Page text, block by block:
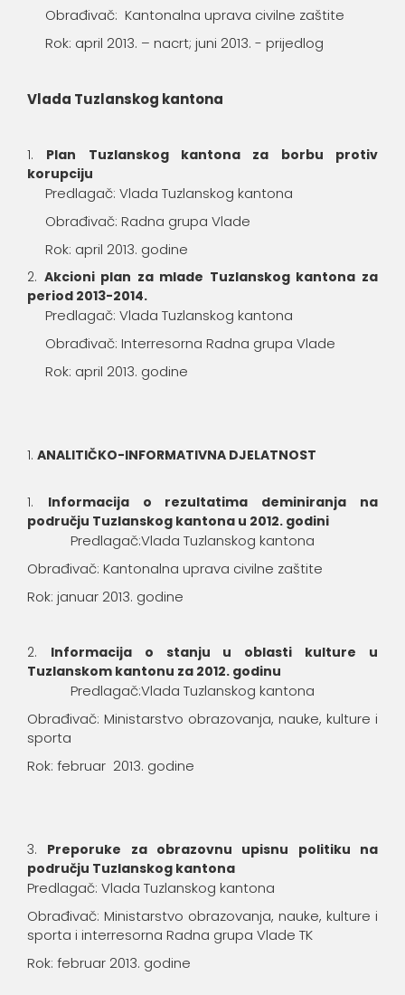
Obrađivač: Kantonalna uprava civilne zaštite
Rok: april 2013. – nacrt; juni 2013. - prijedlog
Vlada Tuzlanskog kantona
Plan Tuzlanskog kantona za borbu protiv
korupciju
Predlagač: Vlada Tuzlanskog kantona
Obrađivač: Radna grupa Vlade
Rok: april 2013. godine
Akcioni plan za mlade Tuzlanskog kantona za
period 2013-2014.
Predlagač: Vlada Tuzlanskog kantona
Obrađivač: Interresorna Radna grupa Vlade
Rok: april 2013. godine
ANALITIČKO-INFORMATIVNA DJELATNOST
Informacija o rezultatima deminiranja na
području Tuzlanskog kantona u 2012. godini
Predlagač:Vlada Tuzlanskog kantona
Obrađivač: Kantonalna uprava civilne zaštite
Rok: januar 2013. godine
Informacija o stanju u oblasti kulture u
Tuzlanskom kantonu za 2012. godinu
Predlagač:Vlada Tuzlanskog kantona
Obrađivač: Ministarstvo obrazovanja, nauke, kulture i
sporta
Rok: februar 2013. godine
Preporuke za obrazovnu upisnu politiku na
području Tuzlanskog kantona
Predlagač: Vlada Tuzlanskog kantona
Obrađivač: Ministarstvo obrazovanja, nauke, kulture i
sporta i interresorna Radna grupa Vlade TK
Rok: februar 2013. godine